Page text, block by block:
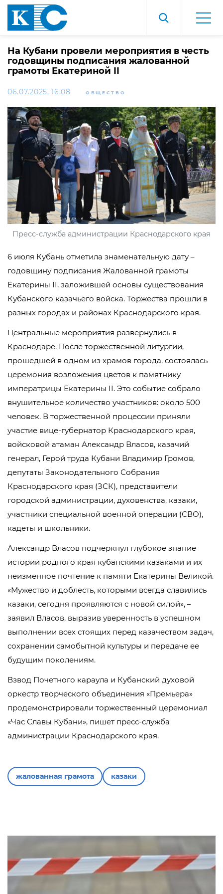
На Кубани провели мероприятия в честь
годовщины подписания жалованной
грамоты Екатериной II
06.07.2025, 16:08 ОБЩЕСТВО
Пресс-служба администрации Краснодарского края
6 июля Кубань отметила знаменательную дату –
годовщину подписания Жалованной грамоты
Екатерины II, заложившей основы существования
Кубанского казачьего войска. Торжества прошли в
разных городах и районах Краснодарского края.
Центральные мероприятия развернулись в
Краснодаре. После торжественной литургии,
прошедшей в одном из храмов города, состоялась
церемония возложения цветов к памятнику
императрицы Екатерины II. Это событие собрало
внушительное количество участников: около 500
человек. В торжественной процессии приняли
участие вице-губернатор Краснодарского края,
войсковой атаман Александр Власов, казачий
генерал, Герой труда Кубани Владимир Громов,
депутаты Законодательного Собрания
Краснодарского края (ЗСК), представители
городской администрации, духовенства, казаки,
участники специальной военной операции (СВО),
кадеты и школьники.
Александр Власов подчеркнул глубокое знание
истории родного края кубанскими казаками и их
неизменное почтение к памяти Екатерины Великой.
«Мужество и доблесть, которыми всегда славились
казаки, сегодня проявляются с новой силой», –
заявил Власов, выразив уверенность в успешном
выполнении всех стоящих перед казачеством задач,
сохранении самобытной культуры и передаче ее
будущим поколениям.
Взвод Почетного караула и Кубанский духовой
оркестр творческого объединения «Премьера»
продемонстрировали торжественный церемониал
«Час Славы Кубани», пишет пресс-служба
администрации Краснодарского края.
жалованная грамота казаки